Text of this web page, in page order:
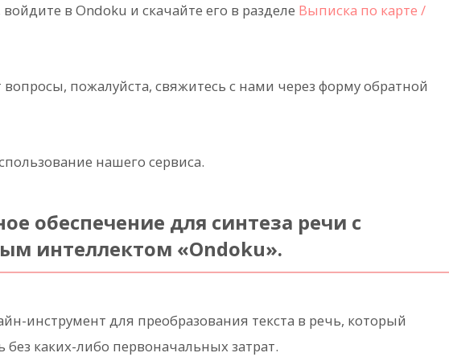
в Ondoku и скачайте его в разделе Выписка по карте /
вопросы, пожалуйста, свяжитесь с нами через форму обратной
нашего сервиса.
обеспечение для синтеза речи с
интеллектом «Ondoku».
инструмент для преобразования текста в речь, который
каких-либо первоначальных затрат.